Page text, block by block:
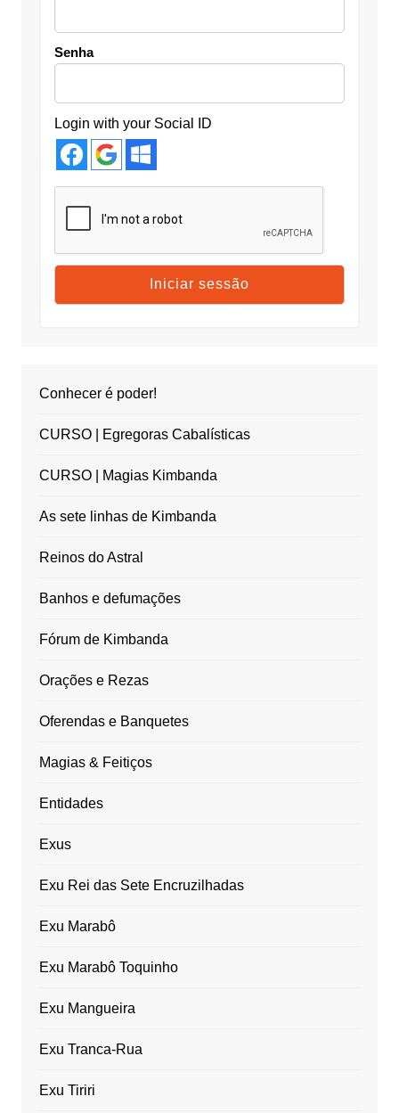
Senha
Login with your Social ID
Conhecer é poder!
CURSO | Egregoras Cabalísticas
CURSO | Magias Kimbanda
As sete linhas de Kimbanda
Reinos do Astral
Banhos e defumações
Fórum de Kimbanda
Orações e Rezas
Oferendas e Banquetes
Magias & Feitiços
Entidades
Exus
Exu Rei das Sete Encruzilhadas
Exu Marabô
Exu Marabô Toquinho
Exu Mangueira
Exu Tranca-Rua
Exu Tiriri